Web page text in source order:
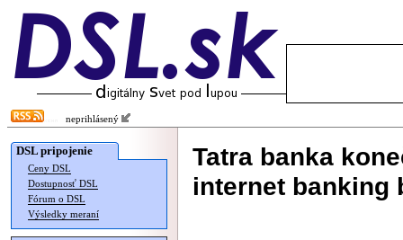
neprihlásený
DSL pripojenie
Ceny DSL
Dostupnosť DSL
Fórum o DSL
Výsledky meraní
Tatra banka
internet banking